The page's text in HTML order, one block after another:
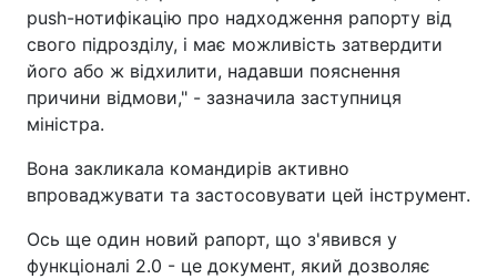
push-нотифікацію про надходження рапорту від
свого підрозділу, і має можливість затвердити
його або ж відхилити, надавши пояснення
причини відмови," - зазначила заступниця
міністра.
Вона закликала командирів активно
впроваджувати та застосовувати цей інструмент.
Ось ще один новий рапорт, що з'явився у
функціоналі 2.0 - це документ, який дозволяє